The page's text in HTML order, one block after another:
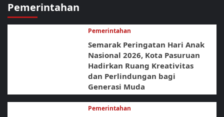
Pemerintahan
Pemerintahan
Semarak Peringatan Hari Anak
Nasional 2026, Kota Pasuruan
Hadirkan Ruang Kreativitas
dan Perlindungan bagi
Generasi Muda
Pemerintahan